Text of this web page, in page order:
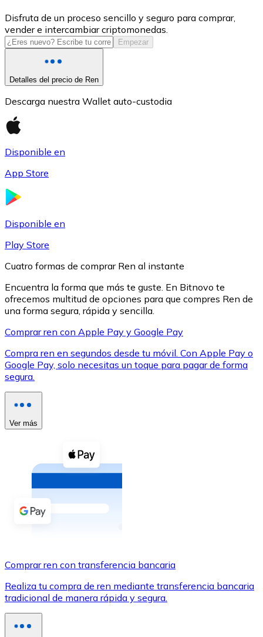
USD Coin
USDC
XRP
XRP
Ver todo
Compra criptomonedas con efectivo en tu tienda más
Comprar con efectivo
Transferencia SEPA
Utiliza tarjetas Visa y Mastercard para comprar
Comprar con tarjeta
Disfruta de un proceso sencillo y seguro para comprar,
vender e intercambiar criptomonedas.
Empezar
Detalles del precio de Ren
Descarga nuestra Wallet auto-custodia
Disponible en
App Store
Disponible en
Play Store
Cuatro formas de comprar Ren al instante
Encuentra la forma que más te guste. En Bitnovo te
ofrecemos multitud de opciones para que compres Ren de
una forma segura, rápida y sencilla.
Comprar ren con Apple Pay y Google Pay
Compra ren en segundos desde tu móvil. Con Apple Pay o
Google Pay, solo necesitas un toque para pagar de forma
segura.
Ver más
Comprar ren con transferencia bancaria
Realiza tu compra de ren mediante transferencia bancaria
tradicional de manera rápida y segura.